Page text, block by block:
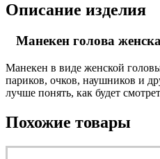
Описание изделия
Манекен голова
Манекен в виде женской
париков, очков, наушников и
лучше понять, как будет
Похожие товары